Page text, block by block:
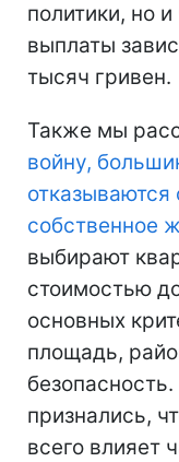
политики, но
выплаты
тысяч гривен.
Также мы
войну,
отказываются
собственное
выбирают
стоимостью
основных
площадь,
признались,
всего влияет